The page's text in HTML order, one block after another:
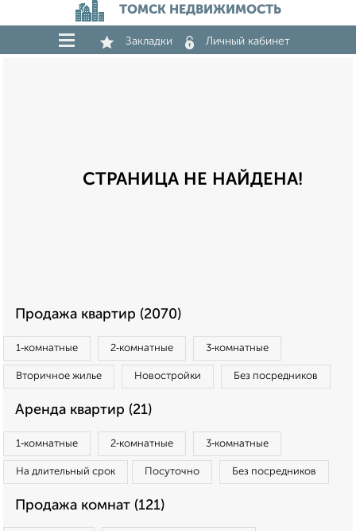
ТОМСК НЕДВИЖИМОСТЬ
Закладки Личный кабинет
СТРАНИЦА НЕ НАЙДЕНА!
Продажа квартир (2070)
1‑комнатные 2‑комнатные 3‑комнатные
Вторичное жилье Новостройки Без посредников
Аренда квартир (21)
1‑комнатные 2‑комнатные 3‑комнатные
На длительный срок Посуточно Без посредников
Продажа комнат (121)